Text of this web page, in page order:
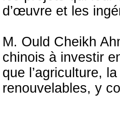
d’œuvre et les
M. Ould Cheikh
chinois à investir
que l’agriculture,
renouvelables, y